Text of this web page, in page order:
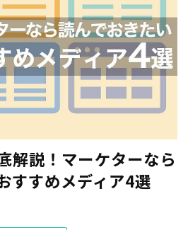
解説！マーケターなら
すすめメディア4選